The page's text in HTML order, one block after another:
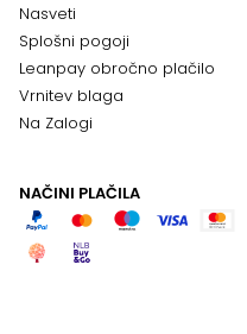
Nasveti
Splošni pogoji
Leanpay obročno plačilo
Vrnitev blaga
Na Zalogi
NAČINI PLAČILA